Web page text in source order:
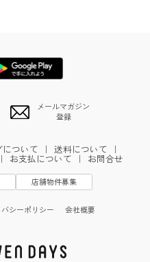
メールマガジン
登録
ついて ｜ 送料について ｜
｜ お支払について ｜ お問合せ
店舗物件募集
シーポリシー 会社概要